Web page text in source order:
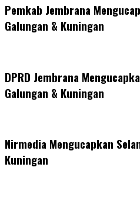
Pemkab Jembrana
Galungan & Kuningan
DPRD Jembrana
Galungan & Kuningan
Nirmedia Mengucapkan
Kuningan